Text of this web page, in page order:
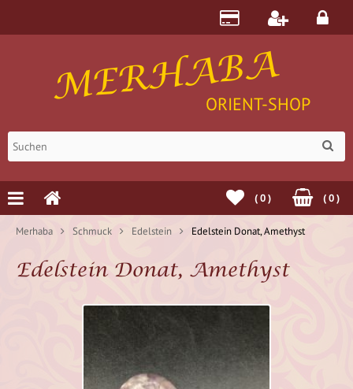
MERHABA
ORIENT-SHOP
(0)
(0)
Merhaba Schmuck Edelstein Edelstein Donat, Amethyst
Edelstein Donat, Amethyst